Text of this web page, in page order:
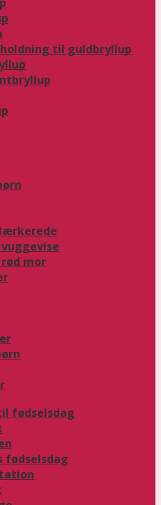
til guldbryllup
lærkerede
rød mor
fødselsdag
fødselsdag